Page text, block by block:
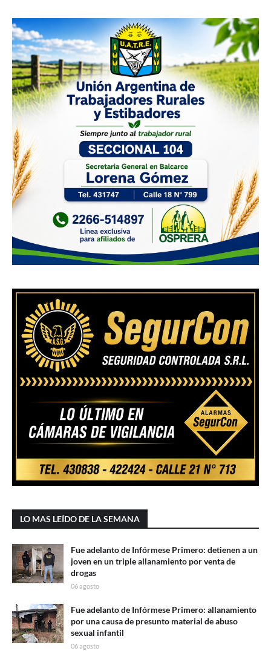
LO MAS LEÍDO DE LA SEMANA
Fue adelanto de Infórmese Primero: detienen a un
joven en un triple allanamiento por venta de
drogas
06 agosto
Fue adelanto de Infórmese Primero: allanamiento
por una causa de presunto material de abuso
sexual infantil
06 agosto